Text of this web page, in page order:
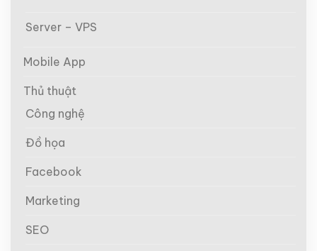
Server – VPS
Mobile App
Thủ thuật
Công nghệ
Đồ họa
Facebook
Marketing
SEO